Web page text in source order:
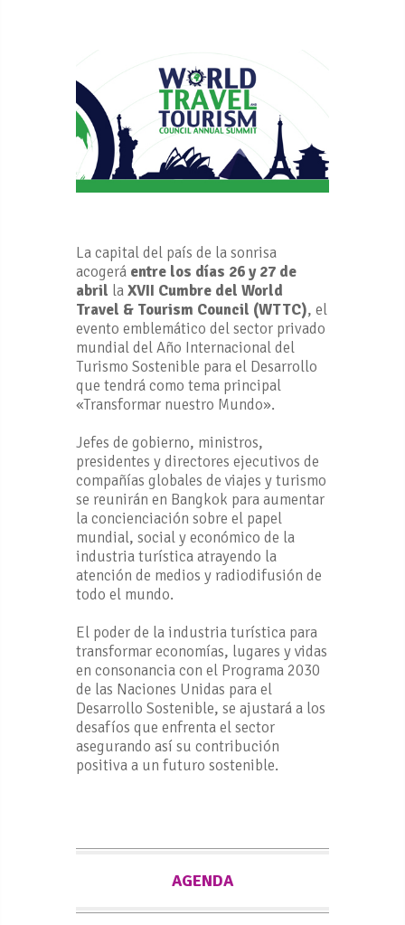
La capital del país de la sonrisa
acogerá entre los días 26 y 27 de
abril laXVII Cumbre del World
Travel & Tourism Council (WTTC), el
evento emblemático del sector privado
mundial del Año Internacional del
Turismo Sostenible para el Desarrollo
que tendrá como tema principal
«Transformar nuestro Mundo».
Jefes de gobierno, ministros,
presidentes y directores ejecutivos de
compañías globales de viajes y turismo
se reunirán en Bangkok para aumentar
la concienciación sobre el papel
mundial, social y económico de la
industria turística atrayendo la
atención de medios y radiodifusión de
todo el mundo.
El poder de la industria turística para
transformar economías, lugares y vidas
en consonancia con el Programa 2030
de las Naciones Unidas para el
Desarrollo Sostenible, se ajustará a los
desafíos que enfrenta el sector
asegurando así su contribución
positiva a un futuro sostenible.
AGENDA